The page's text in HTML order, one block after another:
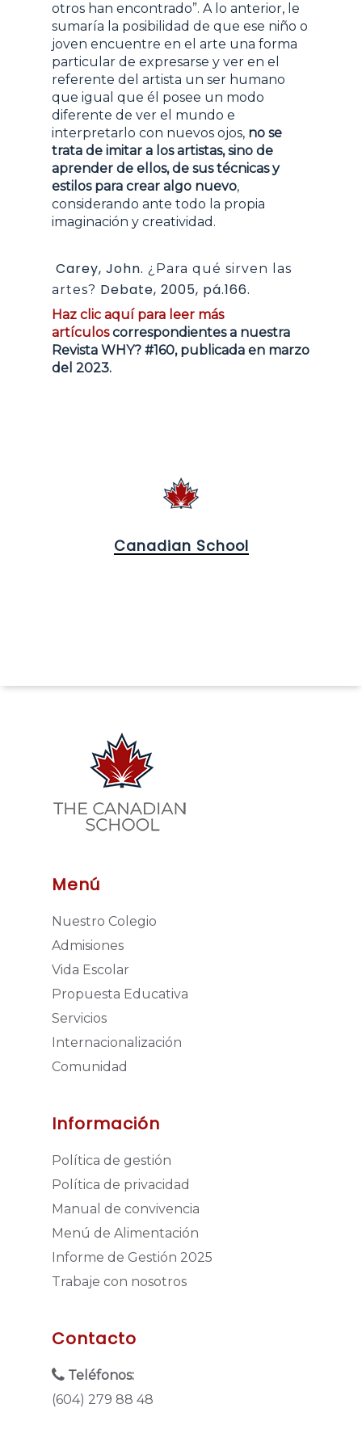
otros han encontrado”. A lo anterior, le
sumaría la posibilidad de que ese niño o
joven encuentre en el arte una forma
particular de expresarse y ver en el
referente del artista un ser humano
que igual que él posee un modo
diferente de ver el mundo e
interpretarlo con nuevos ojos, no se
trata de imitar a los artistas, sino de
aprender de ellos, de sus técnicas y
estilos para crear algo nuevo,
considerando ante todo la propia
imaginación y creatividad.
Carey, John. ¿Para qué sirven las
artes? Debate, 2005, pá.166.
Haz clic aquí para leer más
artículoscorrespondientes a nuestra
Revista WHY? #160, publicada en marzo
del 2023.
Canadian School
Menú
Nuestro Colegio
Admisiones
Vida Escolar
Propuesta Educativa
Servicios
Internacionalización
Comunidad
Información
Política de gestión
Política de privacidad
Manual de convivencia
Menú de Alimentación
Informe de Gestión 2025
Trabaje con nosotros
Contacto
Teléfonos:
(604) 279 88 48